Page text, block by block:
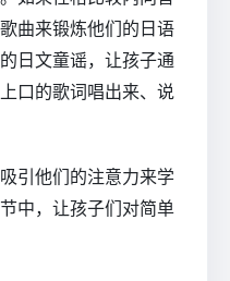
曲来锻炼他们的日语
日文童谣，让孩子通
口的歌词唱出来、说
引他们的注意力来学
中，让孩子们对简单